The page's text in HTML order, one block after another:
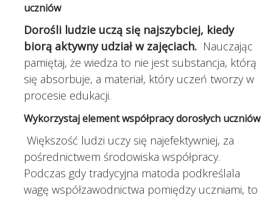
uczniów
Dorośli ludzie uczą się najszybciej, kiedy
biorą aktywny udział w zajęciach. Nauczając
pamiętaj, że wiedza to nie jest substancja, którą
się absorbuje, a materiał, który uczeń tworzy w
procesie edukacji.
Wykorzystaj element współpracy dorosłych uczniów
Większość ludzi uczy się najefektywniej, za
pośrednictwem środowiska współpracy.
Podczas gdy tradycyjna matoda podkreślala
wagę współzawodnictwa pomiędzy uczniami, to